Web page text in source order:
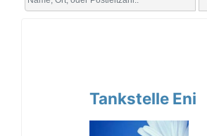
Tankstelle Eni